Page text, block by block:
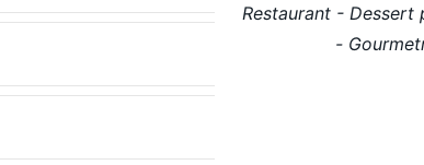
Restaurant -
-